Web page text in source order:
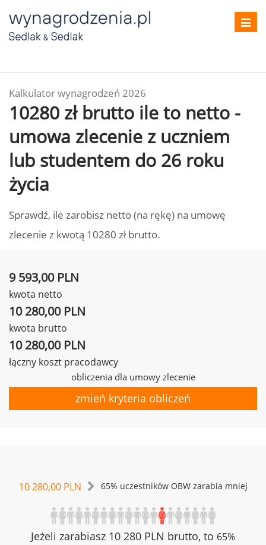
Kalkulator wynagrodzeń 2026
10280 zł brutto ile to netto -
umowa zlecenie z uczniem
lub studentem do 26 roku
życia
Sprawdź, ile zarobisz netto (na rękę) na umowę
zlecenie z kwotą 10280 zł brutto.
9 593,00 PLN
kwota netto
10 280,00 PLN
kwota brutto
10 280,00 PLN
łączny koszt pracodawcy
obliczenia dla umowy zlecenie
zmień kryteria obliczeń
10 280,00 PLN 65% uczestników OBW zarabia mniej
Jeżeli zarabiasz 10 280 PLN brutto, to 65%